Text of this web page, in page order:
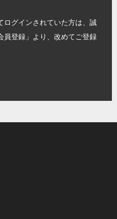
ログインされていた方は、誠
員登録」より、改めてご登録